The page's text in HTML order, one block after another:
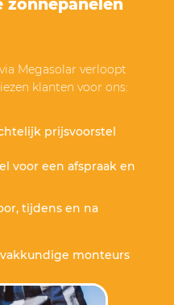
zonnepanelen
Megasolar verloopt
klanten voor ons:
prijsvoorstel
voor een afspraak en
tijdens en na
monteurs